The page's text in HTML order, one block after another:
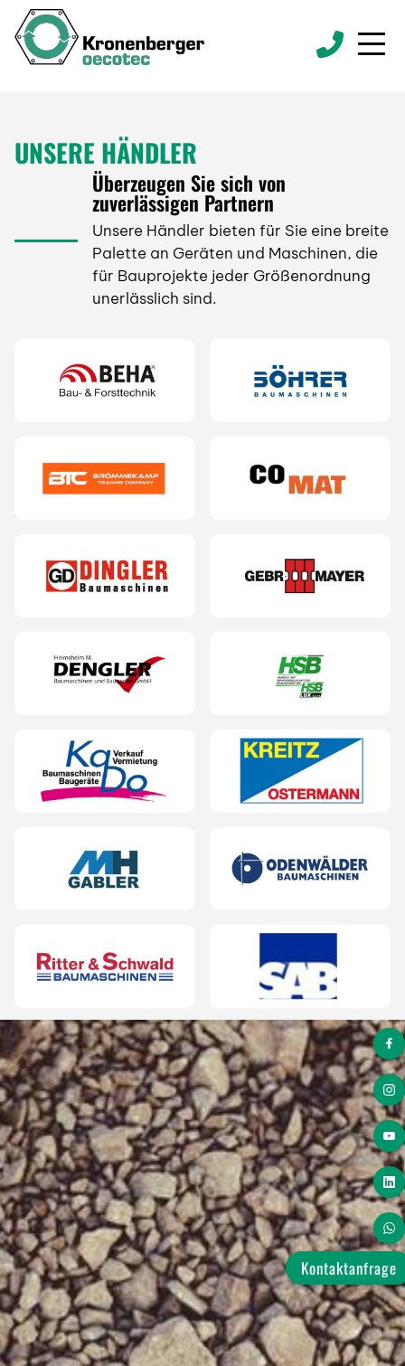
Terra Star® Compactline
Powermixer Betonmischschaufel
Modularis Multifunktionsgreifer
ROCKCRUSHER
ROCKCRUSHER 7 R
ROCKCRUSHER 9 R
ROCKCRUSHER 11 R
ROCKCRUSHER 13 R
BLEND
Aktuelles
Kontaktanfrage
UNSERE HÄNDLER
Überzeugen Sie sich von
zuverlässigen Partnern
Unsere Händler bieten für Sie eine breite
Palette an Geräten und Maschinen, die
für Bauprojekte jeder Größenordnung
unerlässlich sind.